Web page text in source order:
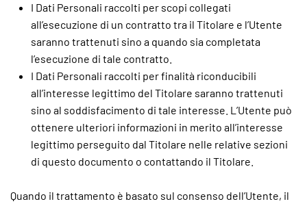
I Dati Personali raccolti per scopi collegati
all’esecuzione di un contratto tra il Titolare e l’Utente
saranno trattenuti sino a quando sia completata
l’esecuzione di tale contratto.
I Dati Personali raccolti per finalità riconducibili
all’interesse legittimo del Titolare saranno trattenuti
sino al soddisfacimento di tale interesse. L’Utente può
ottenere ulteriori informazioni in merito all’interesse
legittimo perseguito dal Titolare nelle relative sezioni
di questo documento o contattando il Titolare.
Quando il trattamento è basato sul consenso dell’Utente, il